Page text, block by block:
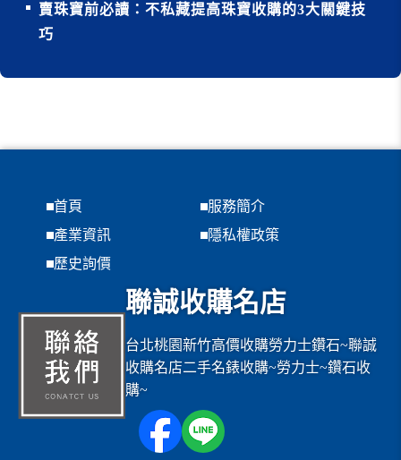
賣珠寶前必讀：不私藏提高珠寶收購的3大關鍵技
巧
首頁
服務簡介
產業資訊
隱私權政策
歷史詢價
聯誠收購名店
台北桃園新竹高價收購勞力士鑽石~聯誠
收購名店二手名錶收購~勞力士~鑽石收
購~